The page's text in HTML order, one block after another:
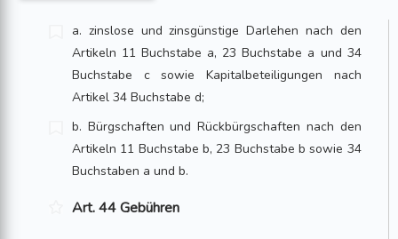
a. zinslose und zinsgünstige Darlehen nach den
Artikeln 11 Buchstabe a, 23 Buch­stabe a und 34
Buchstabe c sowie Kapitalbeteiligungen nach
Artikel 34 Buch­stabe d;
b. Bürgschaften und Rückbürgschaften nach den
Artikeln 11 Buchstabe b, 23 Buchstabe b sowie 34
Buchstaben a und b.
Art. 44 Gebühren